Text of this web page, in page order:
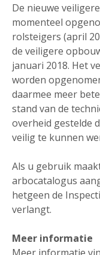
De nieuwe
momenteel
rolsteigers (april
de veiligere
januari 2018. Het
worden
daarmee meer
stand van de
overheid gestelde
veilig te kunnen
Als u gebruik
arbocatalogus
hetgeen de
verlangt.
Meer informatie